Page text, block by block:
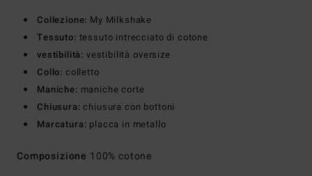
Collezione: My Milkshake
Tessuto: tessuto intrecciato di cotone
vestibilità: vestibilità oversize
Collo: colletto
Maniche: maniche corte
Chiusura: chiusura con bottoni
Marcatura: placca in metallo
Composizione 100% cotone